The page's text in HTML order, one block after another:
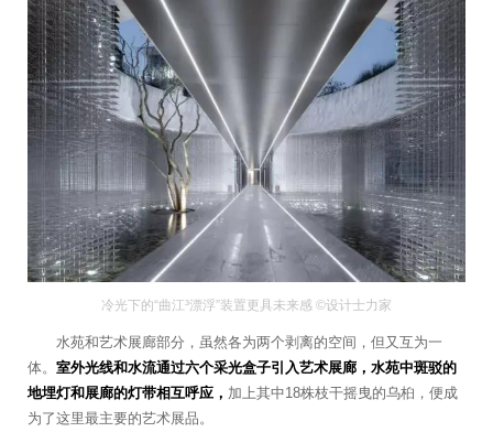
冷光下的“曲江³漂浮”装置更具未来感 ©设计士力家
水苑和艺术展廊部分，虽然各为两个剥离的空间，但又互为一
体。 室外光线和水流通过六个采光盒子引入艺术展廊，水苑中斑驳的
地埋灯和展廊的灯带相互呼应， 加上其中18株枝干摇曳的乌桕，便成
为了这里最主要的艺术展品。